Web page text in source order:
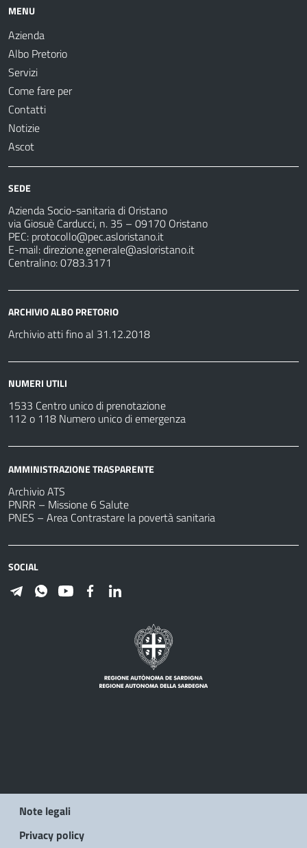
MENU
Azienda
Albo Pretorio
Servizi
Come fare per
Contatti
Notizie
Ascot
SEDE
Azienda Socio-sanitaria di Oristano
via Giosuè Carducci, n. 35 – 09170 Oristano
PEC: protocollo@pec.asloristano.it
E-mail:direzione.generale@asloristano.it
Centralino: 0783.3171
ARCHIVIO ALBO PRETORIO
Archivio atti fino al 31.12.2018
NUMERI UTILI
1533 Centro unico di prenotazione
112 o 118 Numero unico di emergenza
AMMINISTRAZIONE TRASPARENTE
Archivio ATS
PNRR – Missione 6 Salute
PNES – Area Contrastare la povertà sanitaria
SOCIAL
Note legali
Privacy policy